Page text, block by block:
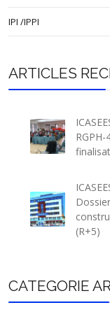
IPI /IPPI
ARTICLES
(R+5)
CATEGORIE